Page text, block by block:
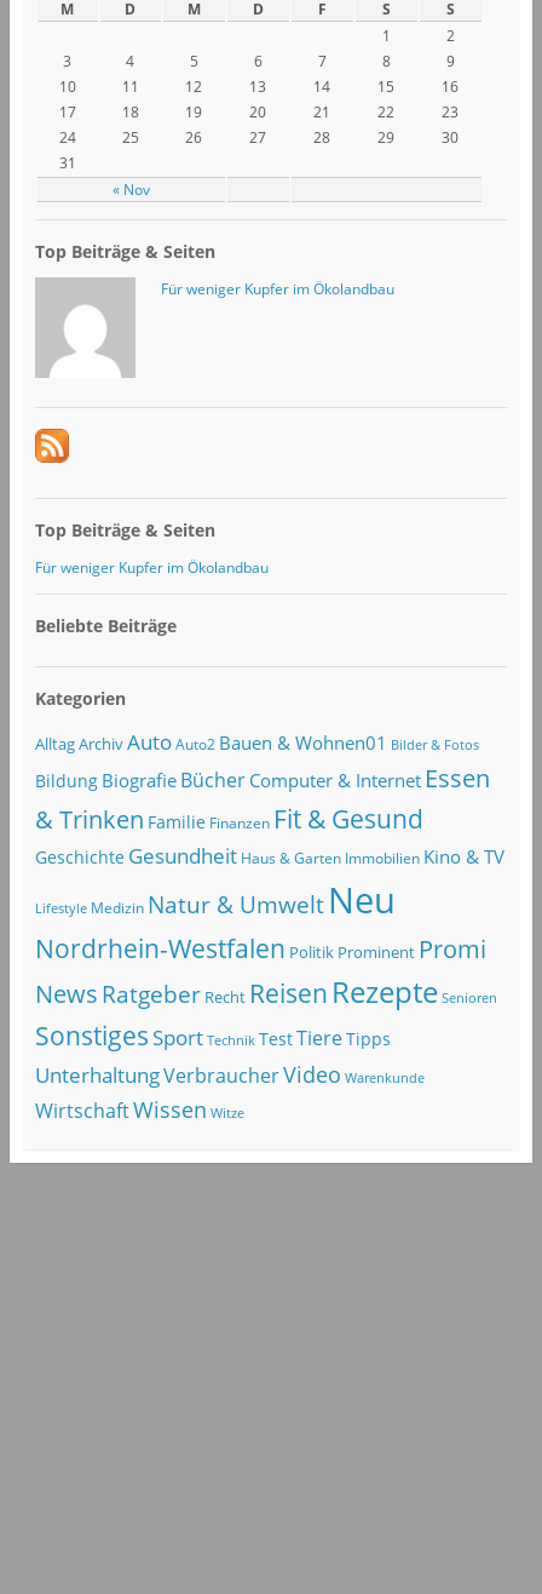
M D M D F S S
« Nov
1
2
3
4 5 6 7 8
9
10
11 12 13 14 15
16
17
18 19 20 21 22
23
24
25 26 27 28 29
30
31
Top Beiträge & Seiten
Für weniger Kupfer im Ökolandbau
Top Beiträge & Seiten
Für weniger Kupfer im Ökolandbau
Beliebte Beiträge
Kategorien
AlltagArchivAuto Auto2 Bauen & Wohnen01 Bilder & Fotos
Bildung Biografie Bücher Computer & Internet Essen
& Trinken Familie Finanzen Fit & Gesund
Geschichte Gesundheit Haus & Garten Immobilien Kino & TV
Lifestyle Medizin Natur & Umwelt Neu
Nordrhein-Westfalen Politik Prominent Promi
NewsRatgeber Recht Reisen Rezepte Senioren
SonstigesSport Technik TestTiereTipps
UnterhaltungVerbraucherVideo Warenkunde
WirtschaftWissen Witze